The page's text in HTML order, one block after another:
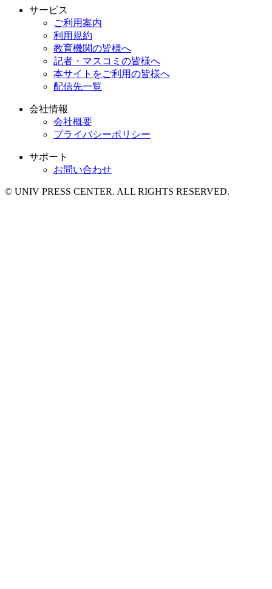
サービス
ご利用案内
利用規約
教育機関の皆様へ
記者・マスコミの皆様へ
本サイトをご利用の皆様へ
配信先一覧
会社情報
会社概要
プライバシーポリシー
サポート
お問い合わせ
© UNIV PRESS CENTER. ALL RIGHTS RESERVED.